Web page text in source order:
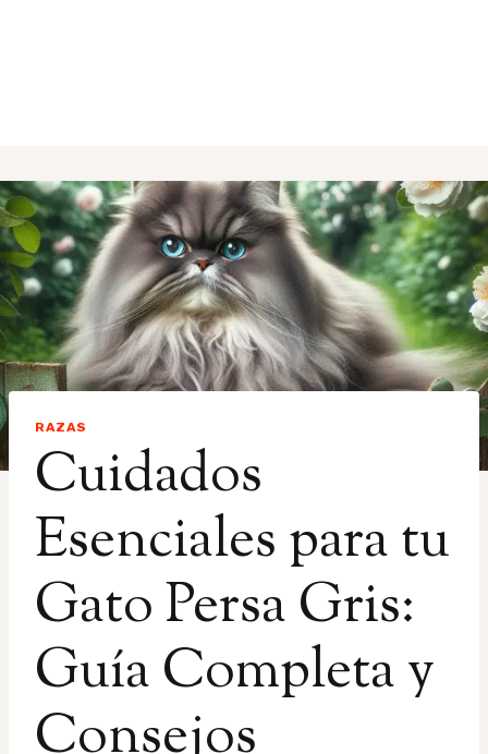
RAZAS
Cuidados
Esenciales para tu
Gato Persa Gris:
Guía Completa y